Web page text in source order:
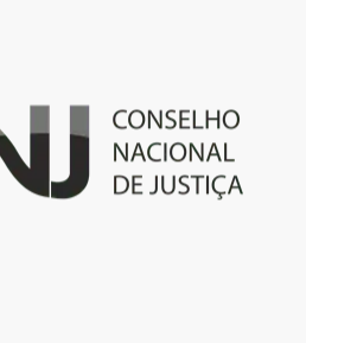
Fale Conosco!